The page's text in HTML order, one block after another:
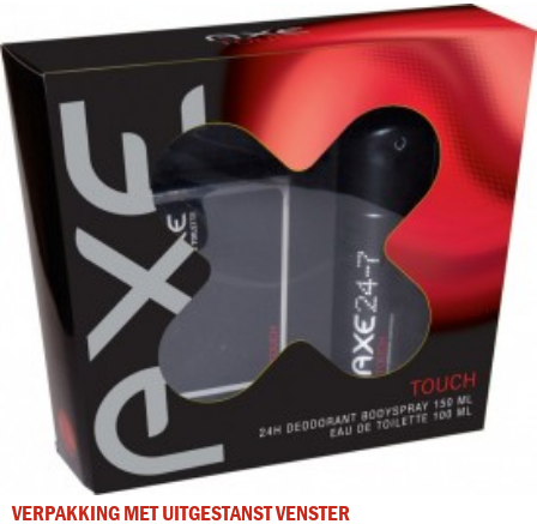
VERPAKKING MET UITGESTANST VENSTER